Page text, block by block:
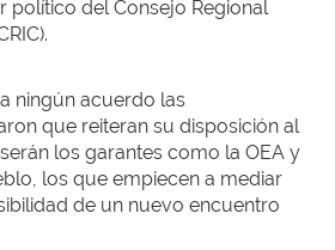
político del Consejo Regional
ningún acuerdo las
que reiteran su disposición al
los garantes como la OEA y
los que empiecen a mediar
de un nuevo encuentro